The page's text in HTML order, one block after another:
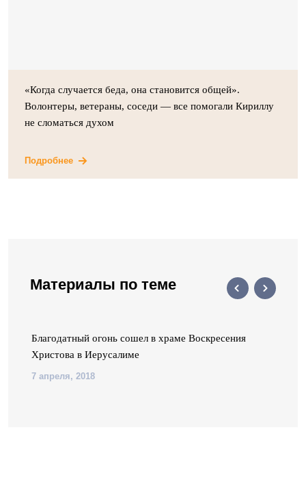
«Когда случается беда, она становится общей».
Волонтеры, ветераны, соседи — все помогали Кириллу
не сломаться духом
Подробнее
Материалы по теме
Благодатный огонь сошел в храме Воскресения
Христова в Иерусалиме
7 апреля, 2018